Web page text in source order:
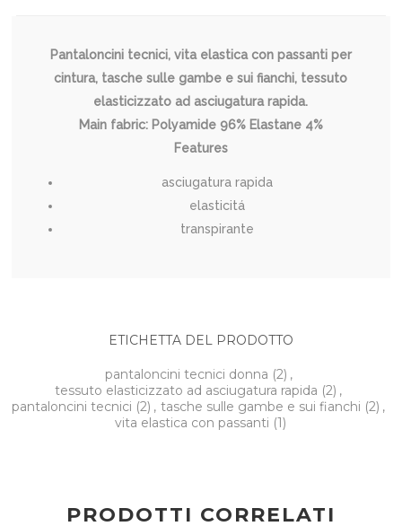
Pantaloncini tecnici, vita elastica con passanti per
cintura, tasche sulle gambe e sui fianchi, tessuto
elasticizzato ad asciugatura rapida.
Main fabric: Polyamide 96% Elastane 4%
Features
asciugatura rapida
elasticitá
transpirante
ETICHETTA DEL PRODOTTO
pantaloncini tecnici donna (2) ,
tessuto elasticizzato ad asciugatura rapida (2) ,
pantaloncini tecnici (2) , tasche sulle gambe e sui fianchi (2) ,
vita elastica con passanti (1)
PRODOTTI CORRELATI